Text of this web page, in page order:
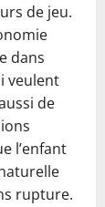
de jeu.
dans
veulent
de
l’enfant
rupture.